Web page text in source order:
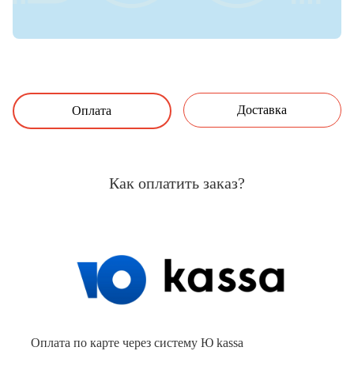
Оплата Доставка
Как оплатить заказ?
Оплата по карте через систему Ю kassa